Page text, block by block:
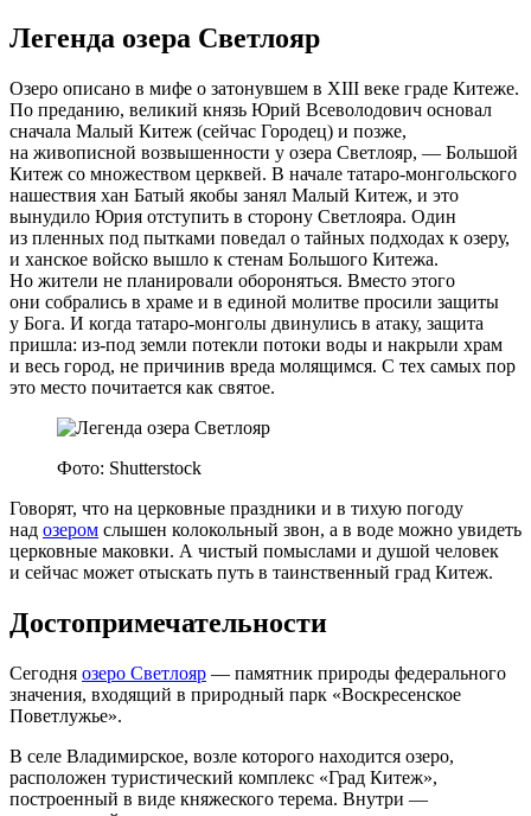
Легенда озера Светлояр
Озеро описано в мифе о затонувшем в XIII веке граде Китеже.
По преданию, великий князь Юрий Всеволодович основал
сначала Малый Китеж (сейчас Городец) и позже,
на живописной возвышенности у озера Светлояр, — Большой
Китеж со множеством церквей. В начале татаро‑монгольского
нашествия хан Батый якобы занял Малый Китеж, и это
вынудило Юрия отступить в сторону Светлояра. Один
из пленных под пытками поведал о тайных подходах к озеру,
и ханское войско вышло к стенам Большого Китежа.
Но жители не планировали обороняться. Вместо этого
они собрались в храме и в единой молитве просили защиты
у Бога. И когда татаро‑монголы двинулись в атаку, защита
пришла: из‑под земли потекли потоки воды и накрыли храм
и весь город, не причинив вреда молящимся. С тех самых пор
это место почитается как святое.
Фото: Shutterstock
Говорят, что на церковные праздники и в тихую погоду
над озером слышен колокольный звон, а в воде можно увидеть
церковные маковки. А чистый помыслами и душой человек
и сейчас может отыскать путь в таинственный град Китеж.
До­сто­при­ме­ча­тель­но­сти
Сегодня озеро Светлояр — памятник природы федерального
значения, входящий в природный парк «Воскресенское
Поветлужье».
В селе Владимирское, возле которого находится озеро,
расположен туристический комплекс «Град Китеж»,
построенный в виде княжеского терема. Внутри —